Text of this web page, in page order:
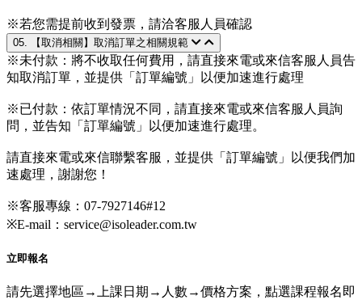
※若您需提前收到發票，請洽客服人員確認
05. 【取消相關】取消訂單之相關規範
※未付款：將不收取任何費用，請直接來電或來信客服人員告
知取消訂單，並提供「訂單編號」以便加速進行處理
※已付款：依訂單情況不同，請直接來電或來信客服人員詢
問，並告知「訂單編號」以便加速進行處理。
請直接來電或來信聯繫客服，並提供「訂單編號」以便我們加
速處理，謝謝您！
※客服專線：07-7927146#12
※E-mail：service@isoleader.com.tw
立即報名
請先選擇地區→上課日期→人數→價格方案，點選課程報名即